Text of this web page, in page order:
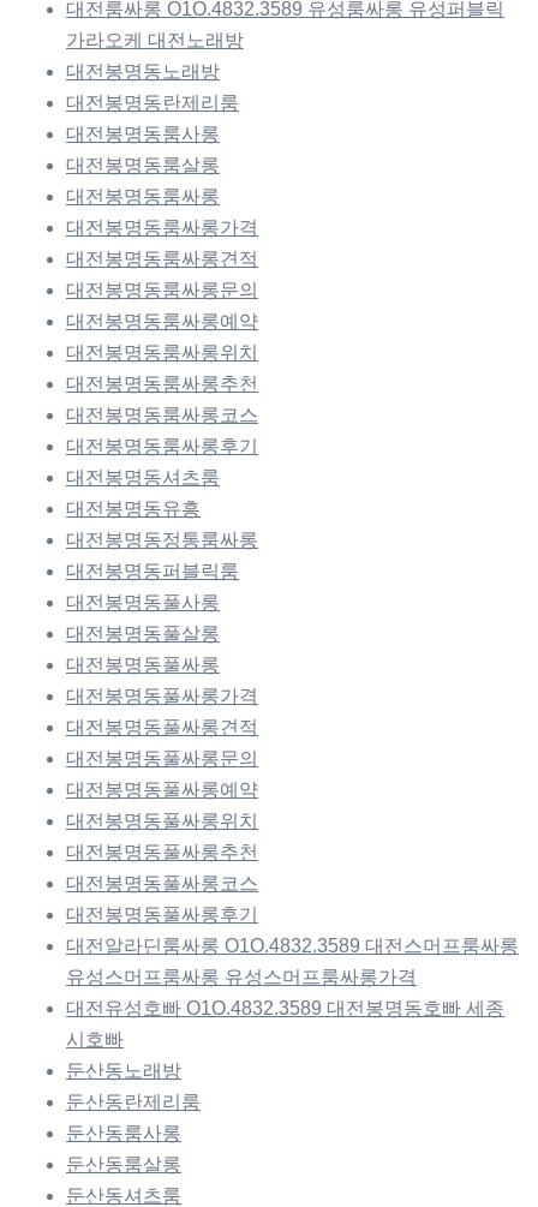
대전룸싸롱 O1O.4832.3589 유성룸싸롱 유성퍼블릭
가라오케 대전노래방
대전봉명동노래방
대전봉명동란제리룸
대전봉명동룸사롱
대전봉명동룸살롱
대전봉명동룸싸롱
대전봉명동룸싸롱가격
대전봉명동룸싸롱견적
대전봉명동룸싸롱문의
대전봉명동룸싸롱예약
대전봉명동룸싸롱위치
대전봉명동룸싸롱추천
대전봉명동룸싸롱코스
대전봉명동룸싸롱후기
대전봉명동셔츠룸
대전봉명동유흥
대전봉명동정통룸싸롱
대전봉명동퍼블릭룸
대전봉명동풀사롱
대전봉명동풀살롱
대전봉명동풀싸롱
대전봉명동풀싸롱가격
대전봉명동풀싸롱견적
대전봉명동풀싸롱문의
대전봉명동풀싸롱예약
대전봉명동풀싸롱위치
대전봉명동풀싸롱추천
대전봉명동풀싸롱코스
대전봉명동풀싸롱후기
대전알라딘룸싸롱 O1O.4832.3589 대전스머프룸싸롱
유성스머프룸싸롱 유성스머프룸싸롱가격
대전유성호빠 O1O.4832.3589 대전봉명동호빠 세종
시호빠
둔산동노래방
둔산동란제리룸
둔산동룸사롱
둔산동룸살롱
둔산동셔츠룸